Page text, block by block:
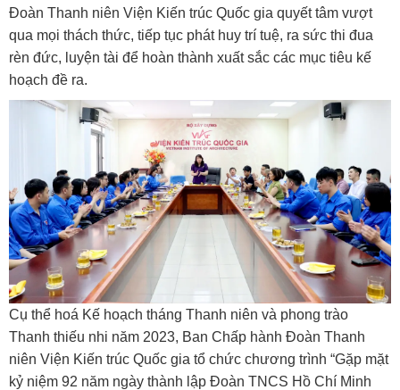
Đoàn Thanh niên Viện Kiến trúc Quốc gia quyết tâm vượt
qua mọi thách thức, tiếp tục phát huy trí tuệ, ra sức thi đua
rèn đức, luyện tài để hoàn thành xuất sắc các mục tiêu kế
hoạch đề ra.
Cụ thể hoá Kế hoạch tháng Thanh niên và phong trào
Thanh thiếu nhi năm 2023, Ban Chấp hành Đoàn Thanh
niên Viện Kiến trúc Quốc gia tổ chức chương trình “Gặp mặt
kỷ niệm 92 năm ngày thành lập Đoàn TNCS Hồ Chí Minh